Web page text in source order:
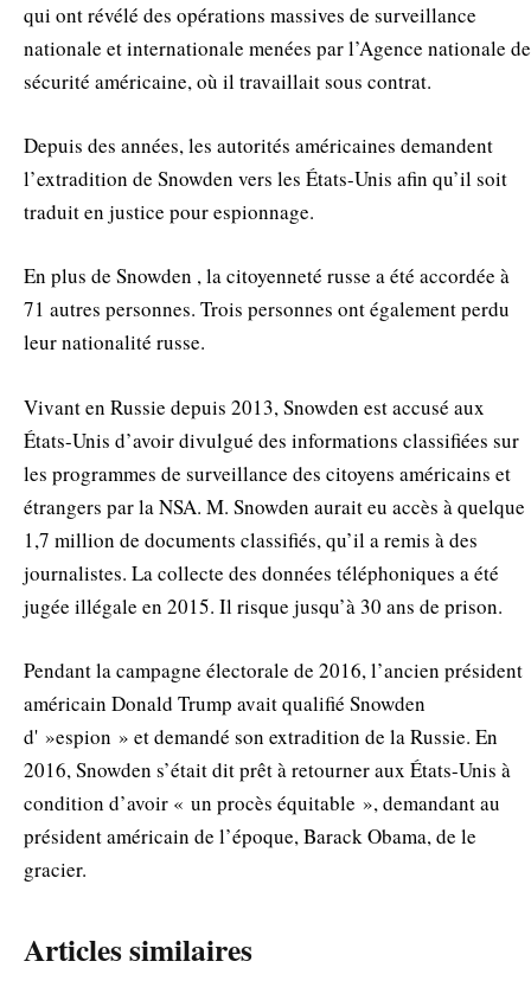
qui ont révélé des opérations massives de surveillance
nationale et internationale menées par l’Agence nationale de
sécurité américaine, où il travaillait sous contrat.
Depuis des années, les autorités américaines demandent
l’extradition de Snowden vers les États-Unis afin qu’il soit
traduit en justice pour espionnage.
En plus de Snowden , la citoyenneté russe a été accordée à
71 autres personnes. Trois personnes ont également perdu
leur nationalité russe.
Vivant en Russie depuis 2013, Snowden est accusé aux
États-Unis d’avoir divulgué des informations classifiées sur
les programmes de surveillance des citoyens américains et
étrangers par la NSA. M. Snowden aurait eu accès à quelque
1,7 million de documents classifiés, qu’il a remis à des
journalistes. La collecte des données téléphoniques a été
jugée illégale en 2015. Il risque jusqu’à 30 ans de prison.
Pendant la campagne électorale de 2016, l’ancien président
américain Donald Trump avait qualifié Snowden
d' »espion » et demandé son extradition de la Russie. En
2016, Snowden s’était dit prêt à retourner aux États-Unis à
condition d’avoir « un procès équitable », demandant au
président américain de l’époque, Barack Obama, de le
gracier.
Articles similaires